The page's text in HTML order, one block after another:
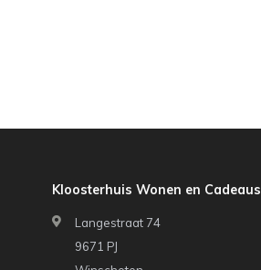
Kloosterhuis Wonen en Cadeaus
Langestraat 74
9671 PJ